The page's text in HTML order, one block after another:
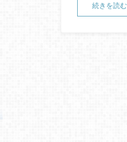
続きを読む